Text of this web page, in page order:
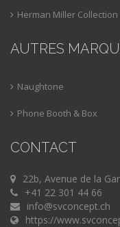
Herman Miller Collection
AUTRES
Naughtone
Phone Booth & Box
CONTACT
22b, Avenue de la
+41 22 301 44 66
info@svconcept.ch
https://